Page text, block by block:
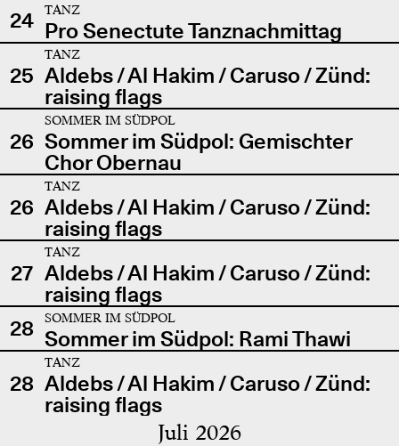
24
TANZ
Pro Senectute Tanznachmittag
25
TANZ
Aldebs / Al Hakim / Caruso / Zünd:
raising flags
26
SOMMER IM SÜDPOL
Sommer im Südpol: Gemischter
Chor Obernau
26
TANZ
Aldebs / Al Hakim / Caruso / Zünd:
raising flags
27
TANZ
Aldebs / Al Hakim / Caruso / Zünd:
raising flags
28
SOMMER IM SÜDPOL
Sommer im Südpol: Rami Thawi
28
TANZ
Aldebs / Al Hakim / Caruso / Zünd:
raising flags
Juli 2026